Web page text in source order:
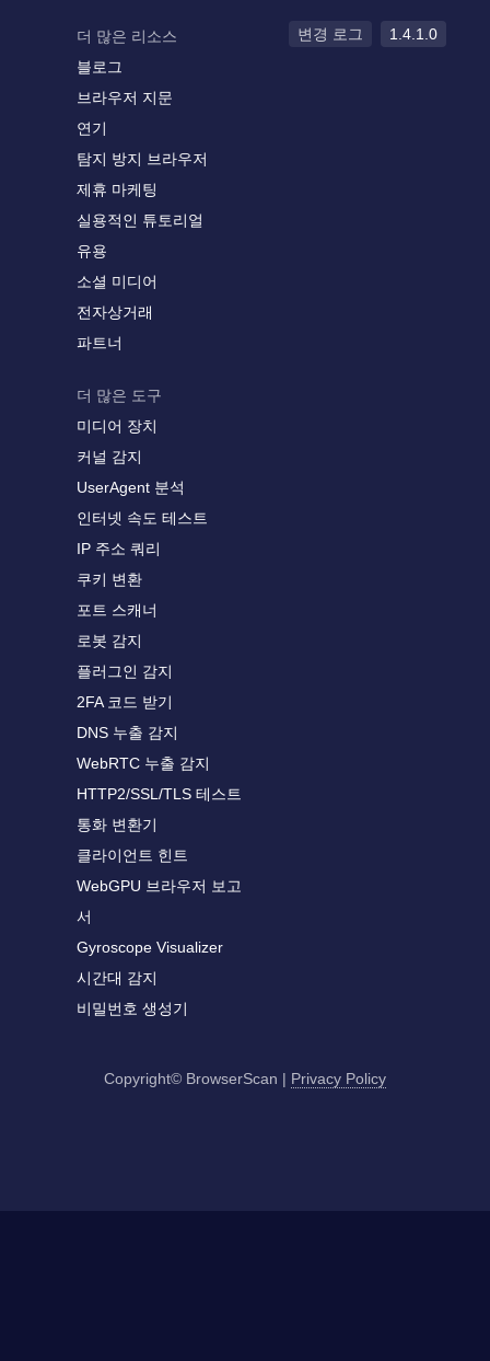
더 많은 리소스
블로그
브라우저 지문
연기
탐지 방지 브라우저
제휴 마케팅
실용적인 튜토리얼
유용
소셜 미디어
전자상거래
파트너
더 많은 도구
미디어 장치
커널 감지
UserAgent 분석
인터넷 속도 테스트
IP 주소 쿼리
쿠키 변환
포트 스캐너
로봇 감지
플러그인 감지
2FA 코드 받기
DNS 누출 감지
WebRTC 누출 감지
HTTP2/SSL/TLS 테스트
통화 변환기
클라이언트 힌트
WebGPU 브라우저 보고
서
Gyroscope Visualizer
시간대 감지
비밀번호 생성기
변경 로그 1.4.1.0
Copyright© BrowserScan | Privacy Policy